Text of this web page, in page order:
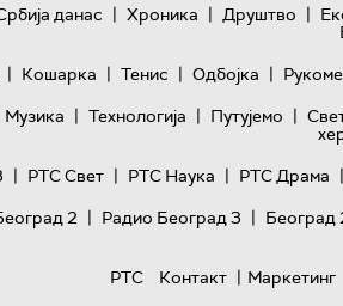
данас | Хроника | Друштво |
| Кошарка | Тенис | Одбојка |
Музика | Технологијa | Путујемо |
| РТС Свет | РТС Наука | РТС Драма |
2 | Радио Београд 3 | Београд
РТС
Контакт | Маркетинг